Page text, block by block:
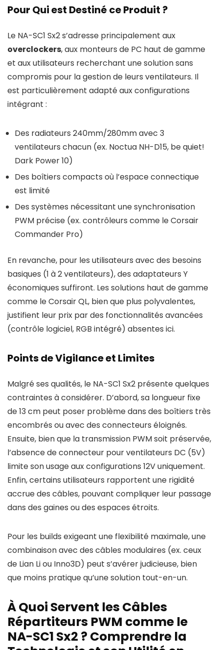
Pour Qui est Destiné ce Produit ?
Le NA-SC1 Sx2 s’adresse principalement aux
overclockers, aux monteurs de PC haut de gamme
et aux utilisateurs recherchant une solution sans
compromis pour la gestion de leurs ventilateurs. Il
est particulièrement adapté aux configurations
intégrant :
Des radiateurs 240mm/280mm avec 3
ventilateurs chacun (ex. Noctua NH-D15, be quiet!
Dark Power 10)
Des boîtiers compacts où l’espace connectique
est limité
Des systèmes nécessitant une synchronisation
PWM précise (ex. contrôleurs comme le Corsair
Commander Pro)
En revanche, pour les utilisateurs avec des besoins
basiques (1 à 2 ventilateurs), des adaptateurs Y
économiques suffiront. Les solutions haut de gamme
comme le Corsair QL, bien que plus polyvalentes,
justifient leur prix par des fonctionnalités avancées
(contrôle logiciel, RGB intégré) absentes ici.
Points de Vigilance et Limites
Malgré ses qualités, le NA-SC1 Sx2 présente quelques
contraintes à considérer. D’abord, sa longueur fixe
de 13 cm peut poser problème dans des boîtiers très
encombrés ou avec des connecteurs éloignés.
Ensuite, bien que la transmission PWM soit préservée,
l’absence de connecteur pour ventilateurs DC (5V)
limite son usage aux configurations 12V uniquement.
Enfin, certains utilisateurs rapportent une rigidité
accrue des câbles, pouvant compliquer leur passage
dans des gaines ou des espaces étroits.
Pour les builds exigeant une flexibilité maximale, une
combinaison avec des câbles modulaires (ex. ceux
de Lian Li ou Inno3D) peut s’avérer judicieuse, bien
que moins pratique qu’une solution tout-en-un.
À Quoi Servent les Câbles
Répartiteurs PWM comme le
NA-SC1 Sx2 ? Comprendre la